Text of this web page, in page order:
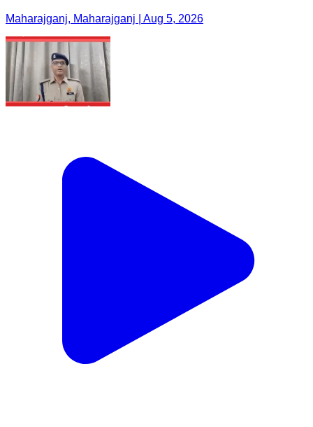
Maharajganj, Maharajganj | Aug 5, 2026